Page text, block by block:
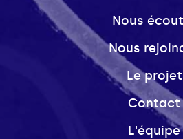
Nous
Nous
Le projet
Contact
L'équipe